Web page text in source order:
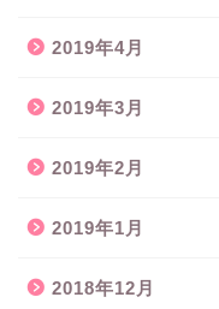
2019年4月
2019年3月
2019年2月
2019年1月
2018年12月